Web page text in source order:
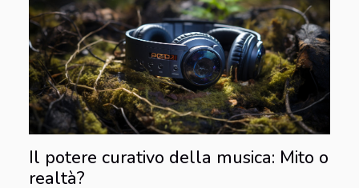
Il potere curativo della musica: Mito o
realtà?